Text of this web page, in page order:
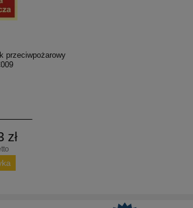
przeciwpożarowy
zł